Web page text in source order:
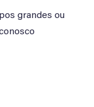
grandes ou